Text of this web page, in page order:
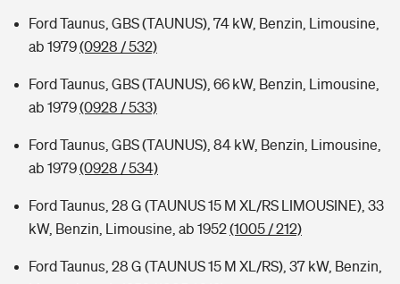
Ford Taunus, GBS (TAUNUS), 74 kW, Benzin, Limousine,
ab 1979(0928 / 532)
Ford Taunus, GBS (TAUNUS), 66 kW, Benzin, Limousine,
ab 1979(0928 / 533)
Ford Taunus, GBS (TAUNUS), 84 kW, Benzin, Limousine,
ab 1979(0928 / 534)
Ford Taunus, 28 G (TAUNUS 15 M XL/RS LIMOUSINE), 33
kW, Benzin, Limousine, ab 1952(1005 / 212)
Ford Taunus, 28 G (TAUNUS 15 M XL/RS), 37 kW, Benzin,